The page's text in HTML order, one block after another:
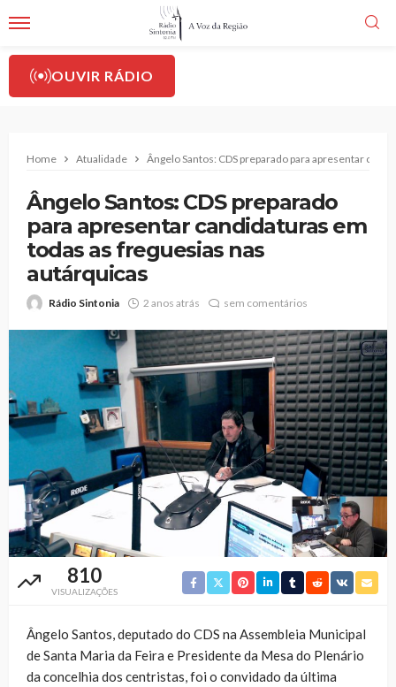
OUVIR RÁDIO
Home Atualidade Ângelo Santos: CDS preparado para apresentar
Ângelo Santos: CDS preparado
para apresentar candidaturas em
todas as freguesias nas
autárquicas
Rádio Sintonia 2 anos atrás sem comentários
810
VISUALIZAÇÕES
Ângelo Santos, deputado do CDS na Assembleia Municipal
de Santa Maria da Feira e Presidente da Mesa do Plenário
da concelhia dos centristas, foi o convidado da última